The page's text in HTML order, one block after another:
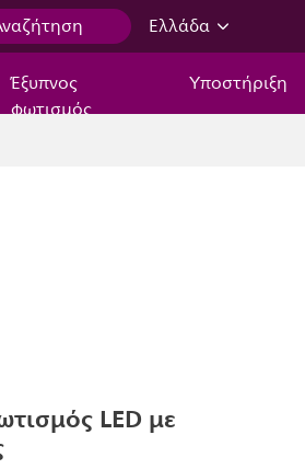
Ελλάδα
Έξυπνος
φωτισμός
Υποστήριξη
LED με